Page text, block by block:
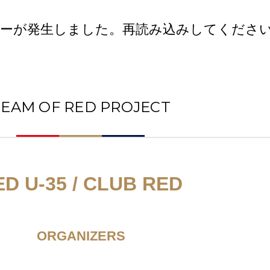
が発生しました。再読み込みしてくださ
OF RED PROJECT
U-35 / CLUB RED
ORGANIZERS